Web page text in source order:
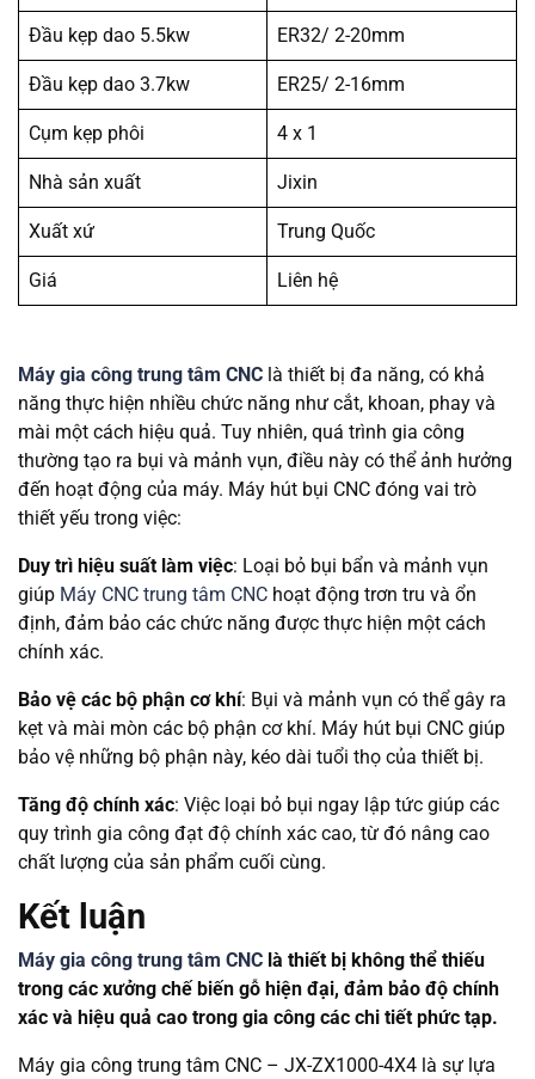
Đầu kẹp dao 5.5kw ER32/ 2-20mm
Đầu kẹp dao 3.7kw ER25/ 2-16mm
Cụm kẹp phôi 4 x 1
Nhà sản xuất Jixin
Xuất xứ Trung Quốc
Giá Liên hệ
Máy gia công trung tâm CNC là thiết bị đa năng, có khả
năng thực hiện nhiều chức năng như cắt, khoan, phay và
mài một cách hiệu quả. Tuy nhiên, quá trình gia công
thường tạo ra bụi và mảnh vụn, điều này có thể ảnh hưởng
đến hoạt động của máy. Máy hút bụi CNC đóng vai trò
thiết yếu trong việc:
Duy trì hiệu suất làm việc: Loại bỏ bụi bẩn và mảnh vụn
giúp Máy CNC trung tâm CNC hoạt động trơn tru và ổn
định, đảm bảo các chức năng được thực hiện một cách
chính xác.
Bảo vệ các bộ phận cơ khí: Bụi và mảnh vụn có thể gây ra
kẹt và mài mòn các bộ phận cơ khí. Máy hút bụi CNC giúp
bảo vệ những bộ phận này, kéo dài tuổi thọ của thiết bị.
Tăng độ chính xác: Việc loại bỏ bụi ngay lập tức giúp các
quy trình gia công đạt độ chính xác cao, từ đó nâng cao
chất lượng của sản phẩm cuối cùng.
Kết luận
Máy gia công trung tâm CNC là thiết bị không thể thiếu
trong các xưởng chế biến gỗ hiện đại, đảm bảo độ chính
xác và hiệu quả cao trong gia công các chi tiết phức tạp.
Máy gia công trung tâm CNC – JX-ZX1000-4X4 là sự lựa